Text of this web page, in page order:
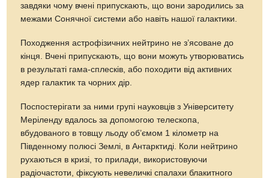
завдяки чому вчені припускають, що вони зародились за
межами Сонячної системи або навіть нашої галактики.
Походження астрофізичних нейтрино не з’ясоване до
кінця. Вчені припускають, що вони можуть утворюватись
в результаті гама-сплесків, або походити від активних
ядер галактик та чорних дір.
Поспостерігати за ними групі науковців з Університету
Меріленду вдалось за допомогою телескопа,
вбудованого в товщу льоду об’ємом 1 кілометр на
Південному полюсі Землі, в Антарктиді. Коли нейтрино
рухаються в кризі, то прилади, використовуючи
радіочастоти, фіксують невеличкі спалахи блакитного